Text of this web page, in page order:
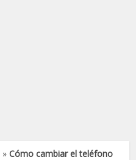
»Cómo cambiar el teléfono